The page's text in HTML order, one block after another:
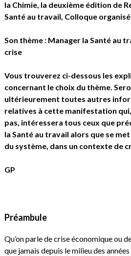
la Chimie, la deuxième édition de
Santé au travail, Colloque organisé
Son thème : Manager la Santé au
crise
Vous trouverez ci-dessous les
concernant le choix du thème.
ultérieurement toutes autres
relatives à cette manifestation qui,
pas, intéressera tous ceux que
la Santé au travail alors que se
du système, dans un contexte de
GP
Préambule
Qu’on parle de crise économique ou
que jamais depuis le milieu des